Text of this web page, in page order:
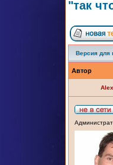
"так
Версия для
Автор